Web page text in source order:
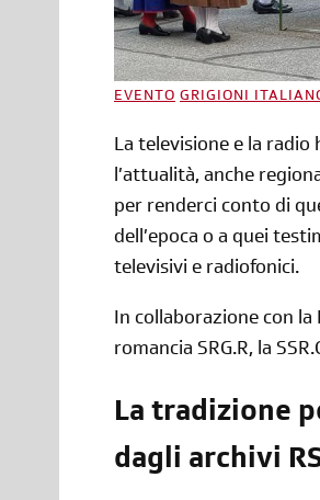
EVENTO GRIGIONI
La televisione e la
l’attualità, anche
per renderci conto di
dell’epoca o a quei
televisivi e radiofonici.
In collaborazione con la
romancia SRG.R, la
La tradizione
dagli archivi